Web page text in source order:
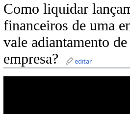
Como liquidar
financeiros de uma
vale adiantamento
empresa?
editar